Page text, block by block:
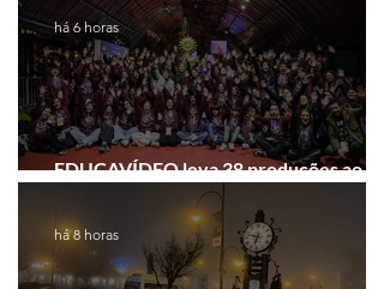
EDUCAVÍDEO leva 38 produções ao
Festival de Cinema de Gramado
há 6 horas
há 8 horas